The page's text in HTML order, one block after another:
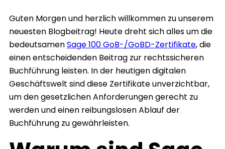
Guten Morgen und herzlich willkommen zu unserem
neuesten Blogbeitrag! Heute dreht sich alles um die
bedeutsamenSage 100 GoB-/GoBD-Zertifikate, die
einen entscheidenden Beitrag zur rechtssicheren
Buchführung leisten. In der heutigen digitalen
Geschäftswelt sind diese Zertifikate unverzichtbar,
um den gesetzlichen Anforderungen gerecht zu
werden und einen reibungslosen Ablauf der
Buchführung zu gewährleisten.